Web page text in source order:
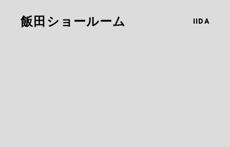
飯田ショールーム IIDA